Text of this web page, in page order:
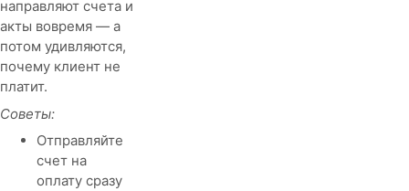
направляют счета и
акты вовремя — а
потом удивляются,
почему клиент не
платит.
Советы:
Отправляйте
счет на
оплату сразу